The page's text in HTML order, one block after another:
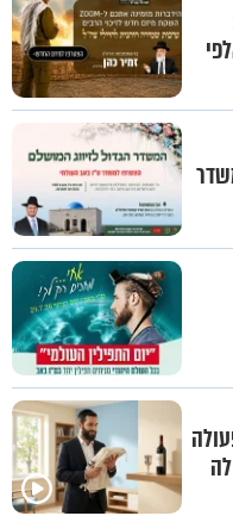
37? הפעולה